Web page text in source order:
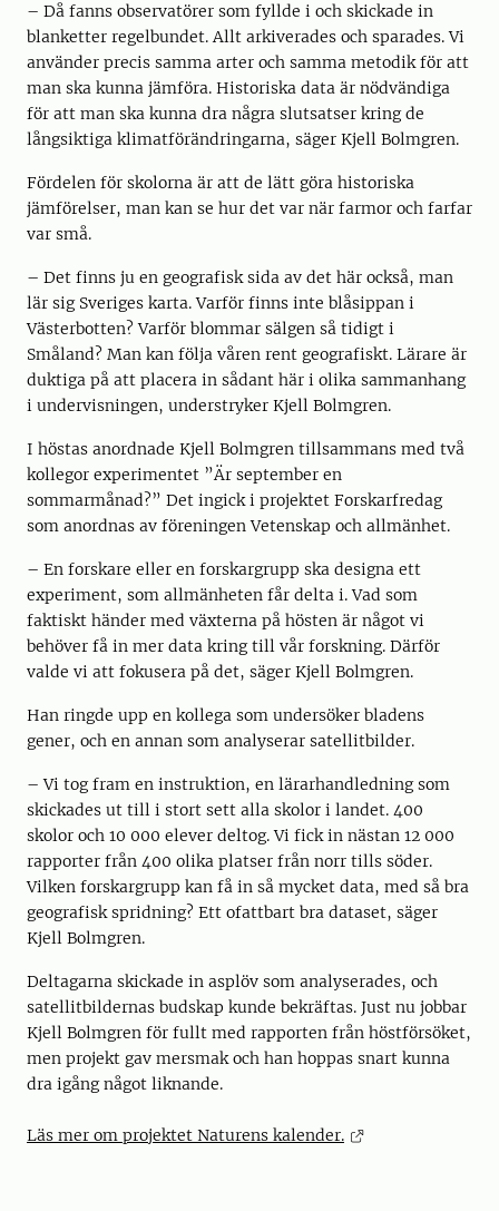
– Då fanns observatörer som fyllde i och skickade in
blanketter regelbundet. Allt arkiverades och sparades. Vi
använder precis samma arter och samma metodik för att
man ska kunna jämföra. Historiska data är nödvändiga
för att man ska kunna dra några slutsatser kring de
långsiktiga klimatförändringarna, säger Kjell Bolmgren.
Fördelen för skolorna är att de lätt göra historiska
jämförelser, man kan se hur det var när farmor och farfar
var små.
– Det finns ju en geografisk sida av det här också, man
lär sig Sveriges karta. Varför finns inte blåsippan i
Västerbotten? Varför blommar sälgen så tidigt i
Småland? Man kan följa våren rent geografiskt. Lärare är
duktiga på att placera in sådant här i olika sammanhang
i undervisningen, understryker Kjell Bolmgren.
I höstas anordnade Kjell Bolmgren tillsammans med två
kollegor experimentet ”Är september en
sommarmånad?” Det ingick i projektet Forskarfredag
som anordnas av föreningen Vetenskap och allmänhet.
– En forskare eller en forskargrupp ska designa ett
experiment, som allmänheten får delta i. Vad som
faktiskt händer med växterna på hösten är något vi
behöver få in mer data kring till vår forskning. Därför
valde vi att fokusera på det, säger Kjell Bolmgren.
Han ringde upp en kollega som undersöker bladens
gener, och en annan som analyserar satellitbilder.
– Vi tog fram en instruktion, en lärarhandledning som
skickades ut till i stort sett alla skolor i landet. 400
skolor och 10 000 elever deltog. Vi fick in nästan 12 000
rapporter från 400 olika platser från norr tills söder.
Vilken forskargrupp kan få in så mycket data, med så bra
geografisk spridning? Ett ofattbart bra dataset, säger
Kjell Bolmgren.
Deltagarna skickade in asplöv som analyserades, och
satellitbildernas budskap kunde bekräftas. Just nu jobbar
Kjell Bolmgren för fullt med rapporten från höstförsöket,
men projekt gav mersmak och han hoppas snart kunna
dra igång något liknande.
Läs mer om projektet Naturens kalender.